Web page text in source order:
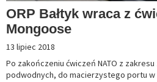
ORP Bałtyk wraca z
Mongoose
13 lipiec 2018
Po zakończeniu ćwiczeń NATO z
podwodnych, do macierzystego portu w